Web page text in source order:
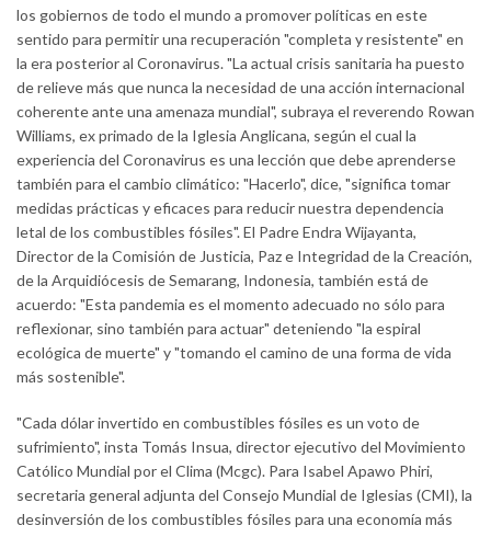
los gobiernos de todo el mundo a promover políticas en este
sentido para permitir una recuperación "completa y resistente" en
la era posterior al Coronavirus. "La actual crisis sanitaria ha puesto
de relieve más que nunca la necesidad de una acción internacional
coherente ante una amenaza mundial", subraya el reverendo Rowan
Williams, ex primado de la Iglesia Anglicana, según el cual la
experiencia del Coronavirus es una lección que debe aprenderse
también para el cambio climático: "Hacerlo", dice, "significa tomar
medidas prácticas y eficaces para reducir nuestra dependencia
letal de los combustibles fósiles". El Padre Endra Wijayanta,
Director de la Comisión de Justicia, Paz e Integridad de la Creación,
de la Arquidiócesis de Semarang, Indonesia, también está de
acuerdo: "Esta pandemia es el momento adecuado no sólo para
reflexionar, sino también para actuar" deteniendo "la espiral
ecológica de muerte" y "tomando el camino de una forma de vida
más sostenible".
"Cada dólar invertido en combustibles fósiles es un voto de
sufrimiento", insta Tomás Insua, director ejecutivo del Movimiento
Católico Mundial por el Clima (Mcgc). Para Isabel Apawo Phiri,
secretaria general adjunta del Consejo Mundial de Iglesias (CMI), la
desinversión de los combustibles fósiles para una economía más